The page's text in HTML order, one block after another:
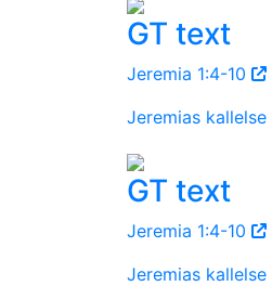
GT text
Jeremia 1:4-10
Jeremias kallelse
GT text
Jeremia 1:4-10
Jeremias kallelse